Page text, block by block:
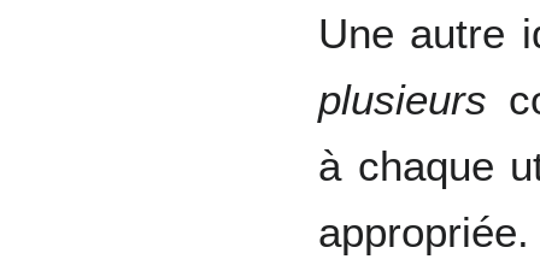
Une autre
plusieurs
à chaque
appropriée.